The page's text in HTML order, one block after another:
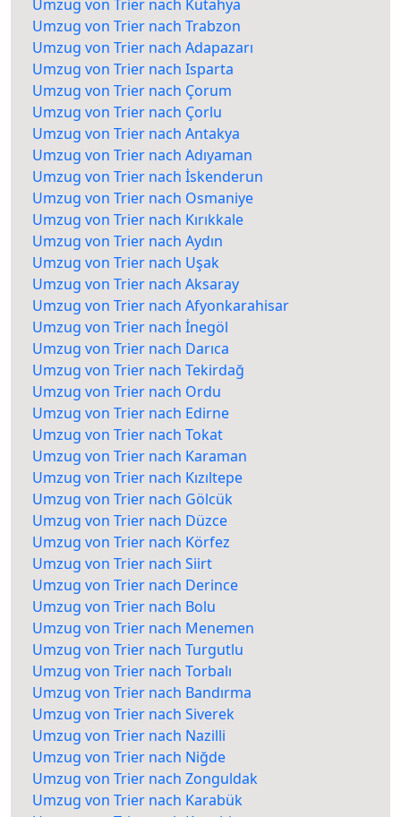
Umzug von Trier nach Kütahya
Umzug von Trier nach Trabzon
Umzug von Trier nach Adapazarı
Umzug von Trier nach Isparta
Umzug von Trier nach Çorum
Umzug von Trier nach Çorlu
Umzug von Trier nach Antakya
Umzug von Trier nach Adıyaman
Umzug von Trier nach İskenderun
Umzug von Trier nach Osmaniye
Umzug von Trier nach Kırıkkale
Umzug von Trier nach Aydın
Umzug von Trier nach Uşak
Umzug von Trier nach Aksaray
Umzug von Trier nach Afyonkarahisar
Umzug von Trier nach İnegöl
Umzug von Trier nach Darıca
Umzug von Trier nach Tekirdağ
Umzug von Trier nach Ordu
Umzug von Trier nach Edirne
Umzug von Trier nach Tokat
Umzug von Trier nach Karaman
Umzug von Trier nach Kızıltepe
Umzug von Trier nach Gölcük
Umzug von Trier nach Düzce
Umzug von Trier nach Körfez
Umzug von Trier nach Siirt
Umzug von Trier nach Derince
Umzug von Trier nach Bolu
Umzug von Trier nach Menemen
Umzug von Trier nach Turgutlu
Umzug von Trier nach Torbalı
Umzug von Trier nach Bandırma
Umzug von Trier nach Siverek
Umzug von Trier nach Nazilli
Umzug von Trier nach Niğde
Umzug von Trier nach Zonguldak
Umzug von Trier nach Karabük